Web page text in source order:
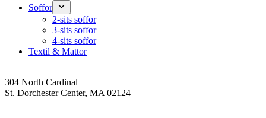
Soffor
2-sits soffor
3-sits soffor
4-sits soffor
Textil & Mattor
304 North Cardinal
St. Dorchester Center, MA 02124